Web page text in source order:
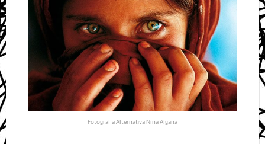
Fotografía Alternativa Niña Afgana